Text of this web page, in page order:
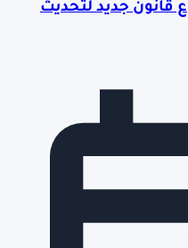
جديد لتحديث